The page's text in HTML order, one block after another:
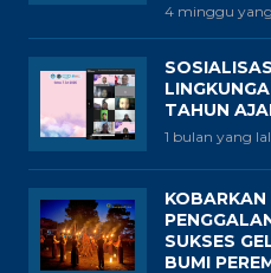
4 minggu
TAHUN
1 bulan yang
SUKSES
BUMI